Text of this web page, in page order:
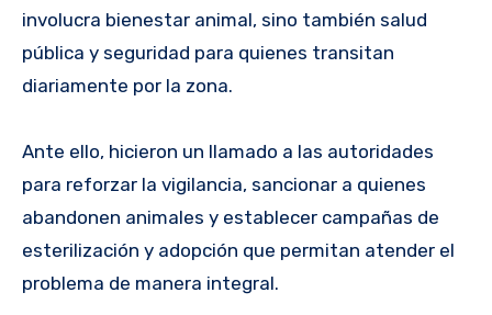
involucra bienestar animal, sino también salud
pública y seguridad para quienes transitan
diariamente por la zona.
Ante ello, hicieron un llamado a las autoridades
para reforzar la vigilancia, sancionar a quienes
abandonen animales y establecer campañas de
esterilización y adopción que permitan atender el
problema de manera integral.